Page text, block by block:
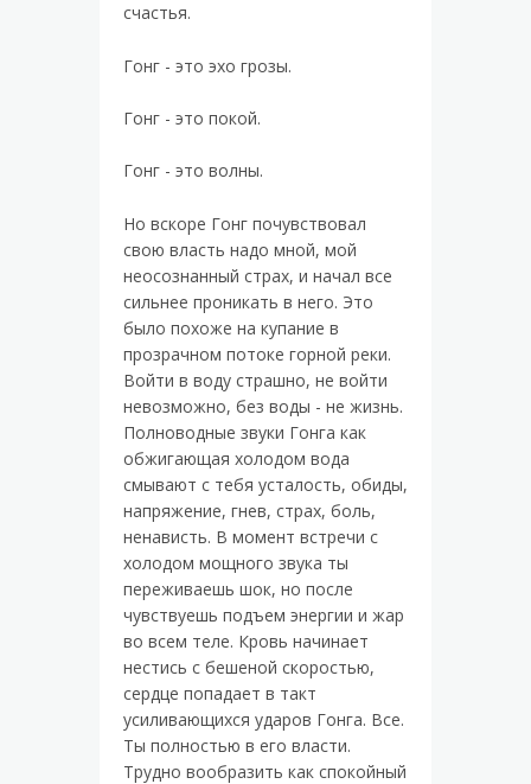
счастья.
Гонг - это эхо грозы.
Гонг - это покой.
Гонг - это волны.
Но вскоре Гонг почувствовал
свою власть надо мной, мой
неосознанный страх, и начал все
сильнее проникать в него. Это
было похоже на купание в
прозрачном потоке горной реки.
Войти в воду страшно, не войти
невозможно, без воды - не жизнь.
Полноводные звуки Гонга как
обжигающая холодом вода
смывают с тебя усталость, обиды,
напряжение, гнев, страх, боль,
ненависть. В момент встречи с
холодом мощного звука ты
переживаешь шок, но после
чувствуешь подъем энергии и жар
во всем теле. Кровь начинает
нестись с бешеной скоростью,
сердце попадает в такт
усиливающихся ударов Гонга. Все.
Ты полностью в его власти.
Трудно вообразить как спокойный